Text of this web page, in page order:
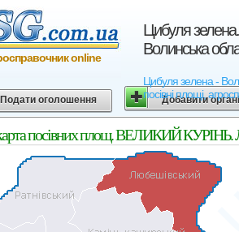
Цибуля
Волинська
Цибуля зелена -
посівні площі,
online
Подати оголошення Добавити
посівних площ. ВЕЛИКИЙ КУРІНЬ.